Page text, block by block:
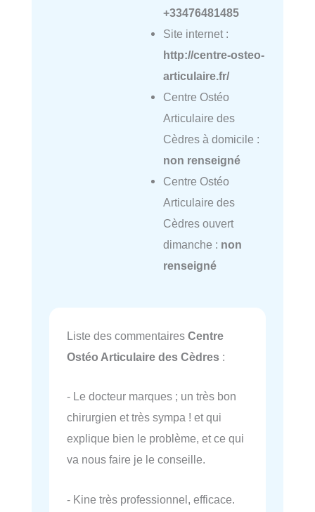
+33476481485
Site internet :
http://centre-osteo-
articulaire.fr/
Centre Ostéo
Articulaire des
Cèdres à domicile :
non renseigné
Centre Ostéo
Articulaire des
Cèdres ouvert
dimanche : non
renseigné
Liste des commentaires Centre
Ostéo Articulaire des Cèdres :
- Le docteur marques ; un très bon
chirurgien et très sympa ! et qui
explique bien le problème, et ce qui
va nous faire je le conseille.
- Kine très professionnel, efficace.